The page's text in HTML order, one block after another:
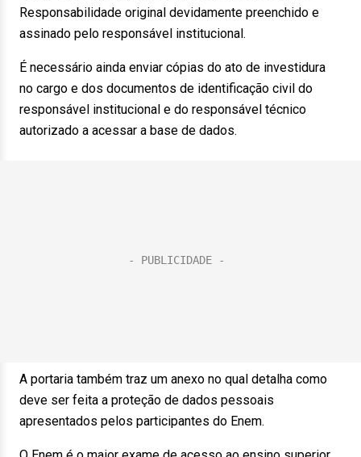
Responsabilidade original devidamente preenchido e
assinado pelo responsável institucional.
É necessário ainda enviar cópias do ato de investidura
no cargo e dos documentos de identificação civil do
responsável institucional e do responsável técnico
autorizado a acessar a base de dados.
A portaria também traz um anexo no qual detalha como
deve ser feita a proteção de dados pessoais
apresentados pelos participantes do Enem.